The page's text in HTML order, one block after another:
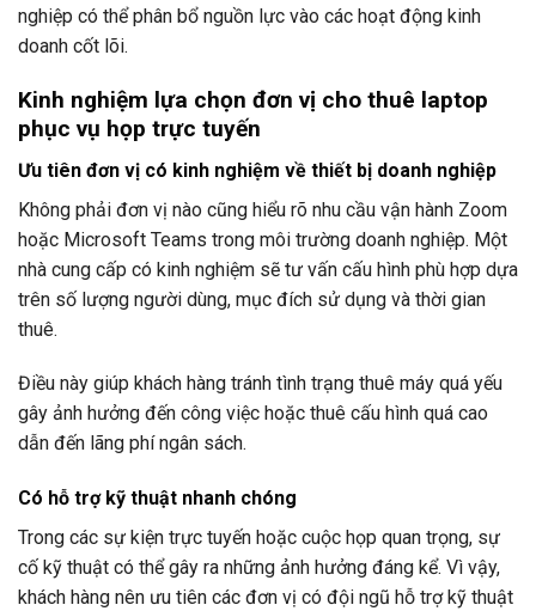
nghiệp có thể phân bổ nguồn lực vào các hoạt động kinh
doanh cốt lõi.
Kinh nghiệm lựa chọn đơn vị cho thuê laptop
phục vụ họp trực tuyến
Ưu tiên đơn vị có kinh nghiệm về thiết bị doanh nghiệp
Không phải đơn vị nào cũng hiểu rõ nhu cầu vận hành Zoom
hoặc Microsoft Teams trong môi trường doanh nghiệp. Một
nhà cung cấp có kinh nghiệm sẽ tư vấn cấu hình phù hợp dựa
trên số lượng người dùng, mục đích sử dụng và thời gian
thuê.
Điều này giúp khách hàng tránh tình trạng thuê máy quá yếu
gây ảnh hưởng đến công việc hoặc thuê cấu hình quá cao
dẫn đến lãng phí ngân sách.
Có hỗ trợ kỹ thuật nhanh chóng
Trong các sự kiện trực tuyến hoặc cuộc họp quan trọng, sự
cố kỹ thuật có thể gây ra những ảnh hưởng đáng kể. Vì vậy,
khách hàng nên ưu tiên các đơn vị có đội ngũ hỗ trợ kỹ thuật